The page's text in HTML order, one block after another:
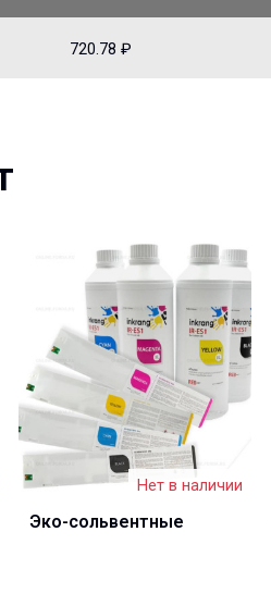
720.78 ₽
Нет в наличии
Эко-сольвентные